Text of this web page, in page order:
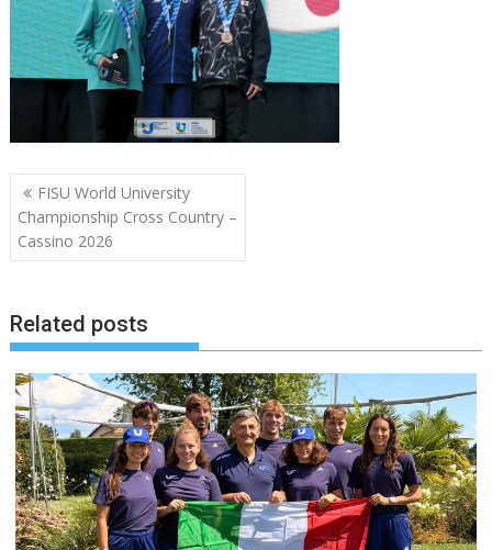
Navigazione
articoli
FISU World University
Championship Cross Country –
Cassino 2026
Related posts